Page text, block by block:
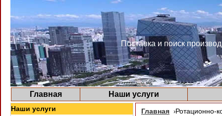
Поставка и поиск
Главная Наши услуги
Наши услуги Главная ›Ротационно-